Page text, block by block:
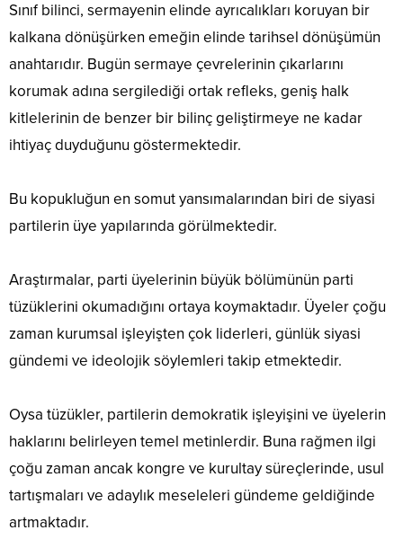
Sınıf bilinci, sermayenin elinde ayrıcalıkları koruyan bir
kalkana dönüşürken emeğin elinde tarihsel dönüşümün
anahtarıdır. Bugün sermaye çevrelerinin çıkarlarını
korumak adına sergilediği ortak refleks, geniş halk
kitlelerinin de benzer bir bilinç geliştirmeye ne kadar
ihtiyaç duyduğunu göstermektedir.
Bu kopukluğun en somut yansımalarından biri de siyasi
partilerin üye yapılarında görülmektedir.
Araştırmalar, parti üyelerinin büyük bölümünün parti
tüzüklerini okumadığını ortaya koymaktadır. Üyeler çoğu
zaman kurumsal işleyişten çok liderleri, günlük siyasi
gündemi ve ideolojik söylemleri takip etmektedir.
Oysa tüzükler, partilerin demokratik işleyişini ve üyelerin
haklarını belirleyen temel metinlerdir. Buna rağmen ilgi
çoğu zaman ancak kongre ve kurultay süreçlerinde, usul
tartışmaları ve adaylık meseleleri gündeme geldiğinde
artmaktadır.